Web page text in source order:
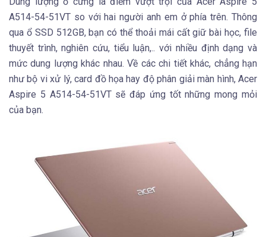
A514-54-51VT so với hai người anh em ở phía trên. Thông
qua ổ SSD 512GB, bạn có thể thoải mái cất giữ bài học, file
thuyết trình, nghiên cứu, tiểu luận,.. với nhiều định dạng và
mức dung lượng khác nhau. Về các chi tiết khác, chẳng hạn
như bộ vi xử lý, card đồ họa hay độ phân giải màn hình, Acer
Aspire 5 A514-54-51VT sẽ đáp ứng tốt những mong mỏi
của bạn.